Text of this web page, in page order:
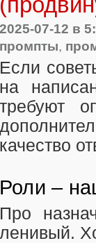
2025-07-12 в
промпты,
Если
на
требуют
качество
Роли –
Про
ленивый.